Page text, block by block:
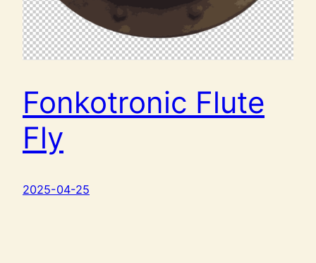
Fonkotronic Flute
Fly
2025-04-25